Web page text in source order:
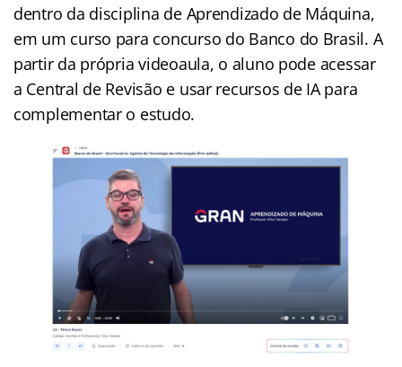
dentro da disciplina de Aprendizado de Máquina,
em um curso para concurso do Banco do Brasil. A
partir da própria videoaula, o aluno pode acessar
a Central de Revisão e usar recursos de IA para
complementar o estudo.